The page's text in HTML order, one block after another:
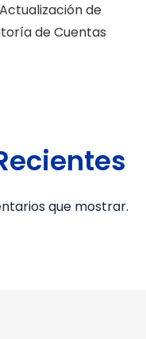
de
de Cuentas
que mostrar.